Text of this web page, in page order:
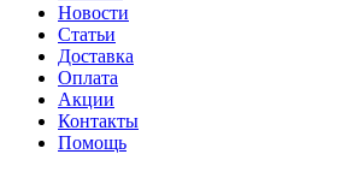
Новости
Статьи
Доставка
Оплата
Акции
Контакты
Помощь